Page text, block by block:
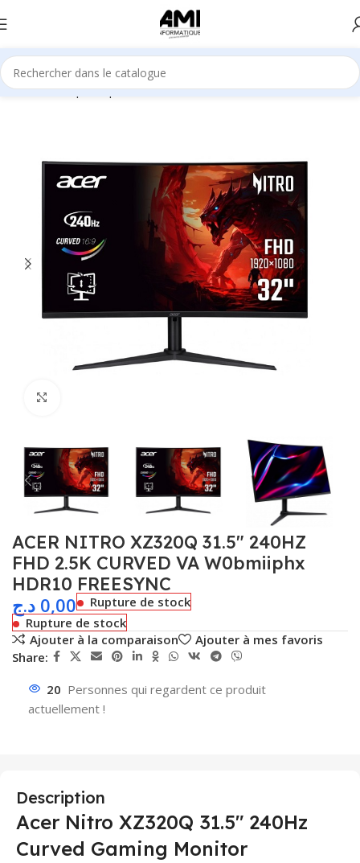
Accueil Périphériques Écrans / Moniteurs
ACER NITRO XZ320Q 31.5″ 240HZ
FHD 2.5K CURVED VA W0bmiiphx
HDR10 FREESYNC
0,00 د.ج
Rupture de stock
Rupture de stock
Ajouter à la comparaison
Ajouter à mes favoris
Share:
20 Personnes qui regardent ce produit
actuellement !
Description
Acer Nitro XZ320Q 31.5″ 240Hz
Curved Gaming Monitor